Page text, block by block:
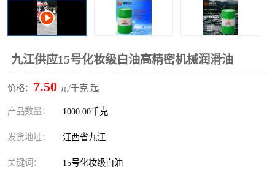
九江供应15号化妆级白油高精密机械润滑油
价格： 7.50 元/千克 起
产品数量： 1000.00千克
发货地址： 江西省九江
关键词： 15号化妆级白油